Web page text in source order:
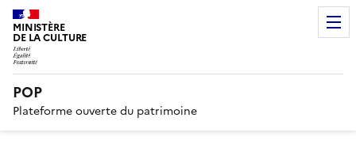
MINISTÈRE
DE LA CULTURE
POP
Plateforme ouverte du patrimoine